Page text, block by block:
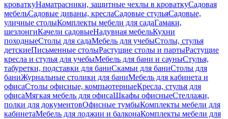
кроваткуНаматрасники, защитные чехлы в кроваткуСадовая
мебельСадовые диваны, креслаСадовые стульяСадовые,
уличные столыКомплекты мебели для садаГамаки,
шезлонгиКачели садовыеНадувная мебельКухни
походныеСтолы для садаМебель для учебыСтолы, стулья
детскиеПисьменные столыРастущие столы и партыРастущие
кресла и стулья для учебыМебель для бани и сауныСтулья,
табуретки, подставки для баниСкамьи для баниСтолы для
баниЖурнальные столики для баниМебель для кабинета и
офисаСтолы офисные, компьютерныеКресла, стулья для
офисаМягкая мебель для офисаШкафы офисныеСтеллажи,
полки для документовОфисные тумбыКомплекты мебели для
кабинетаМебель для лоджии и балконаКомплекты мебели для